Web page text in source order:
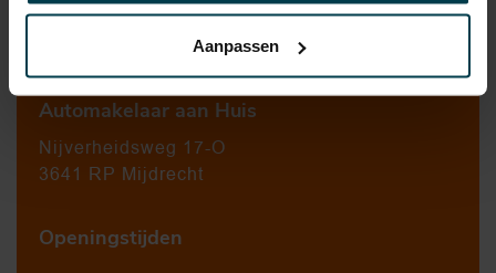
Aanpassen
verkoop@automakelaaraanhuis.nl
Automakelaar aan Huis
Nijverheidsweg 17-O
3641 RP Mijdrecht
Openingstijden